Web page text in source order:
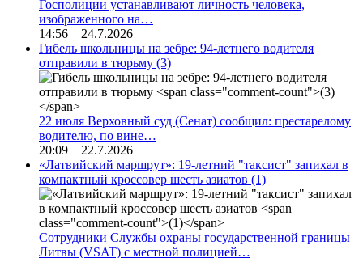
Госполиции устанавливают личность человека,
изображенного на…
14:56 24.7.2026
Гибель школьницы на зебре: 94-летнего водителя
отправили в тюрьму (3)
22 июля Верховный суд (Сенат) сообщил: престарелому
водителю, по вине…
20:09 22.7.2026
«Латвийский маршрут»: 19-летний "таксист" запихал в
компактный кроссовер шесть азиатов (1)
Сотрудники Службы охраны государственной границы
Литвы (VSAT) с местной полицией…